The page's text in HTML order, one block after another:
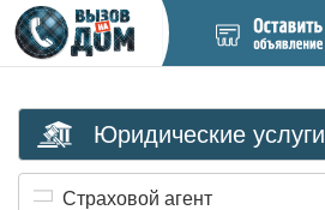
новое
Юридические услуги
Страховой агент